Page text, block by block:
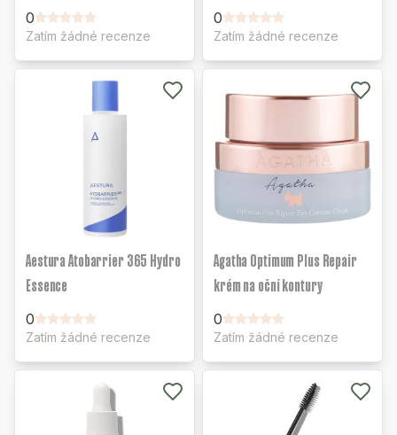
0
Zatím žádné recenze
0
Zatím žádné recenze
Aestura Atobarrier 365 Hydro
Essence
0
Zatím žádné recenze
Agatha Optimum Plus Repair
krém na oční kontury
0
Zatím žádné recenze